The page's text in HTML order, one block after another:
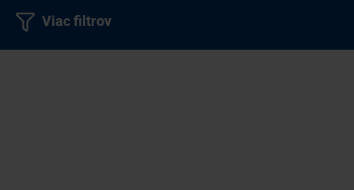
Viac filtrov